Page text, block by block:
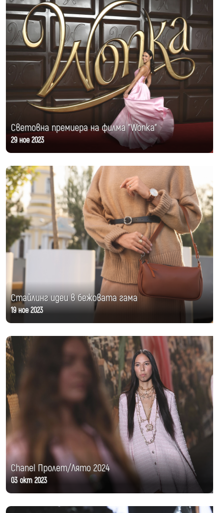
Световна премиера на филма "Wonka"
29 ное 2023
Стайлинг идеи в бежовата гама
19 ное 2023
Chanel Пролет/Лято 2024
03 окт 2023